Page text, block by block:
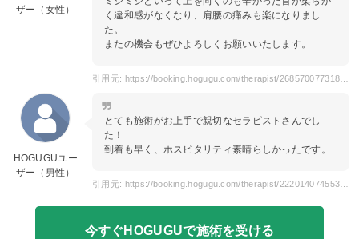
ザー（女性）
く違和感がなくなり、肩腰の痛みも楽になりまし
た。
またの機会もぜひよろしくお願いいたします。
HOGUGUユー
ザー（男性）
とても施術がお上手で親切なセラピストさんでし
た！
到着も早く、ホスピタリティ素晴らしかったです。
今すぐHOGUGUで施術を受ける